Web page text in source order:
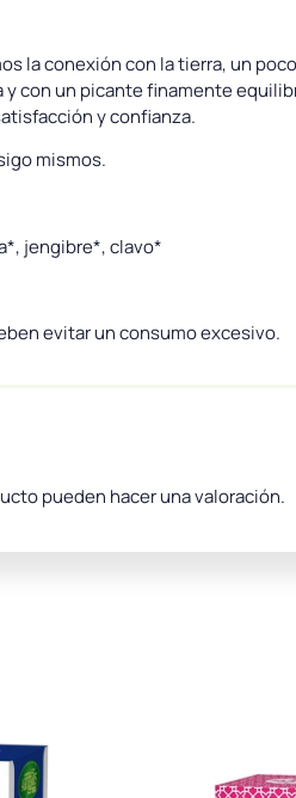
la conexión con la tierra, un
y con un picante finamente
y confianza.
mismos.
jengibre*, clavo*
evitar un consumo excesivo.
pueden hacer una valoración.